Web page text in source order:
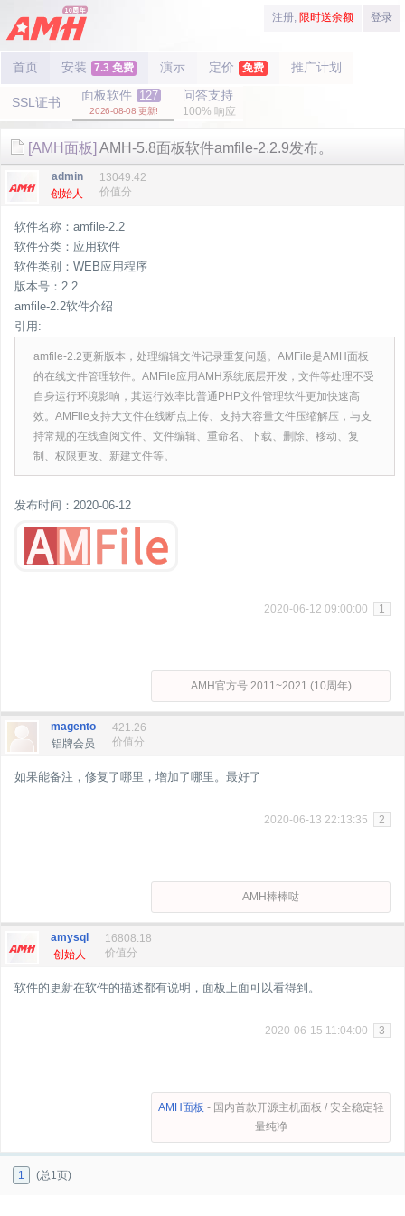
注册, 限时送余额 登录
首页 安装 7.3 免费 演示 定价 免费 推广计划
SSL证书 面板软件 127
2026-08-08 更新!
问答支持
100% 响应
[AMH面板] AMH-5.8面板软件amfile-2.2.9发布。
admin
创始人
13049.42
价值分
软件名称：amfile-2.2
软件分类：应用软件
软件类别：WEB应用程序
版本号：2.2
amfile-2.2软件介绍
引用:
amfile-2.2更新版本，处理编辑文件记录重复问题。AMFile是AMH面板
的在线文件管理软件。AMFile应用AMH系统底层开发，文件等处理不受
自身运行环境影响，其运行效率比普通PHP文件管理软件更加快速高
效。AMFile支持大文件在线断点上传、支持大容量文件压缩解压，与支
持常规的在线查阅文件、文件编辑、重命名、下载、删除、移动、复
制、权限更改、新建文件等。
发布时间：2020-06-12
2020-06-12 09:00:00 1
AMH官方号 2011~2021 (10周年)
magento
铝牌会员
421.26
价值分
如果能备注，修复了哪里，增加了哪里。最好了
2020-06-13 22:13:35 2
AMH棒棒哒
amysql
创始人
16808.18
价值分
软件的更新在软件的描述都有说明，面板上面可以看得到。
2020-06-15 11:04:00 3
AMH面板 - 国内首款开源主机面板 / 安全稳定轻
量纯净
1 (总1页)